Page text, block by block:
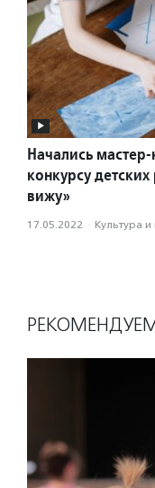
Начались
конкурсу
вижу»
17.05.2022 · Культура